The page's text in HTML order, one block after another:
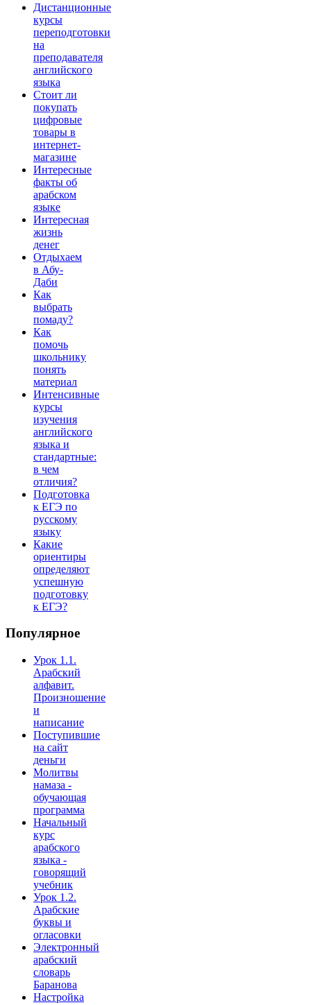
Дистанционные
курсы
переподготовки
на
преподавателя
английского
языка
Стоит ли
покупать
цифровые
товары в
интернет-
магазине
Интересные
факты об
арабском
языке
Интересная
жизнь
денег
Отдыхаем
в Абу-
Даби
Как
выбрать
помаду?
Как
помочь
школьнику
понять
материал
Интенсивные
курсы
изучения
английского
языка и
стандартные:
в чем
отличия?
Подготовка
к ЕГЭ по
русскому
языку
Какие
ориентиры
определяют
успешную
подготовку
к ЕГЭ?
Популярное
Урок 1.1.
Арабский
алфавит.
Произношение
и
написание
Поступившие
на сайт
деньги
Молитвы
намаза -
обучающая
программа
Начальный
курс
арабского
языка -
говорящий
учебник
Урок 1.2.
Арабские
буквы и
огласовки
Электронный
арабский
словарь
Баранова
Настройка